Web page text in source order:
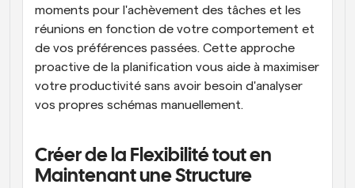
moments pour l'achèvement des tâches et les
réunions en fonction de votre comportement et
de vos préférences passées. Cette approche
proactive de la planification vous aide à maximiser
votre productivité sans avoir besoin d'analyser
vos propres schémas manuellement.
Créer de la Flexibilité tout en
Maintenant une Structure